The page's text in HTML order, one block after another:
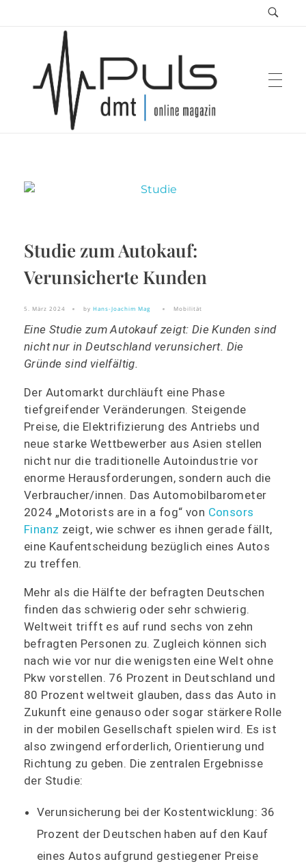
Puls Magazin
Zukunft der Mobilität
Studie zum Autokauf:
Verunsicherte Kunden
5. März 2024 by Hans-Joachim Mag Mobilität
Eine Studie zum Autokauf zeigt: Die Kunden sind
nicht nur in Deutschland verunsichert. Die
Gründe sind vielfältig.
Der Automarkt durchläuft eine Phase
tiefgreifender Veränderungen. Steigende
Preise, die Elektrifizierung des Antriebs und
neue starke Wettbewerber aus Asien stellen
nicht nur die traditionelle Autoindustrie vor
enorme Herausforderungen, sondern auch die
Verbraucher/innen. Das Automobilbarometer
2024 „Motorists are in a fog“ von Consors
Finanz zeigt, wie schwer es ihnen gerade fällt,
eine Kaufentscheidung bezüglich eines Autos
zu treffen.
Mehr als die Hälfte der befragten Deutschen
finden das schwierig oder sehr schwierig.
Weltweit trifft es auf rund sechs von zehn
befragten Personen zu. Zugleich können sich
nach wie vor nur die wenigsten eine Welt ohne
Pkw vorstellen. 76 Prozent in Deutschland und
80 Prozent weltweit glauben, dass das Auto in
Zukunft eine genauso oder sogar stärkere Rolle
in der mobilen Gesellschaft spielen wird. Es ist
also zwingend erforderlich, Orientierung und
Richtung zu geben. Die zentralen Ergebnisse
der Studie:
Verunsicherung bei der Kostentwicklung: 36
Prozent der Deutschen haben auf den Kauf
eines Autos aufgrund gestiegener Preise